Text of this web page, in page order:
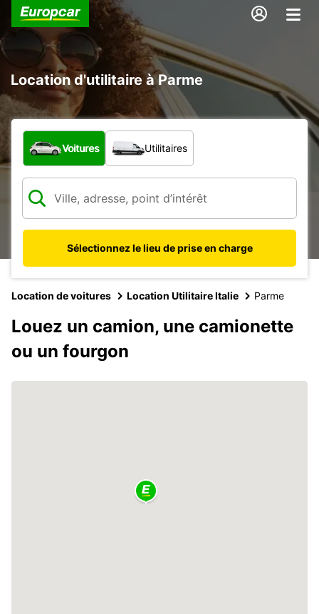
Location d'utilitaire à Parme
Quel type de véhicule ?
Voitures Utilitaires
Sélectionnez le lieu de prise en charge
Location de voitures Location Utilitaire Italie Parme
Louez un camion, une camionette
ou un fourgon